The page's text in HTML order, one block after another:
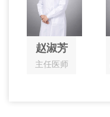
赵淑芳
主任医师